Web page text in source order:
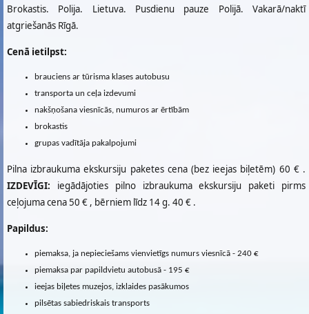
Brokastis. Polija. Lietuva. Pusdienu pauze Polijā. Vakarā/naktī
atgriešanās Rīgā.
Cenā ietilpst:
brauciens ar tūrisma klases autobusu
transporta un ceļa izdevumi
nakšņošana viesnīcās, numuros ar ērtībām
brokastis
grupas vadītāja pakalpojumi
Pilna izbraukuma ekskursiju paketes cena (bez ieejas biļetēm) 60 € .
IZDEVĪGI: iegādājoties pilno izbraukuma ekskursiju paketi pirms
ceļojuma cena 50 € , bērniem līdz 14 g. 40 € .
Papildus:
piemaksa, ja nepieciešams vienvietīgs numurs viesnīcā - 240 €
piemaksa par papildvietu autobusā - 195 €
ieejas biļetes muzejos, izklaides pasākumos
pilsētas sabiedriskais transports